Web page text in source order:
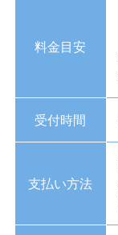
料金目安
受付時間
支払い方法